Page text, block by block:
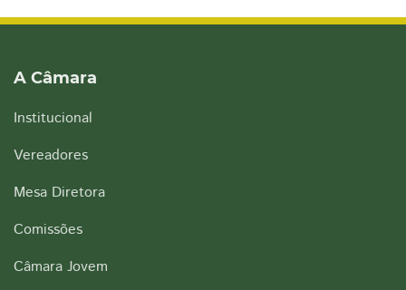
A Câmara
Institucional
Vereadores
Mesa Diretora
Comissões
Câmara Jovem